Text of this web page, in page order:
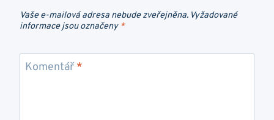
Vaše e-mailová adresa nebude zveřejněna. Vyžadované
informace jsou označeny *
Komentář *